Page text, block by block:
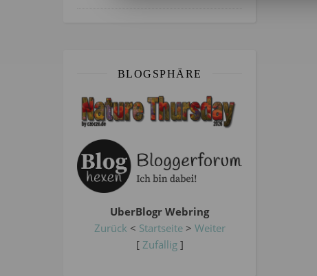
BLOGSPHÄRE
UberBlogr Webring
Zurück < Startseite> Weiter
[ Zufällig]